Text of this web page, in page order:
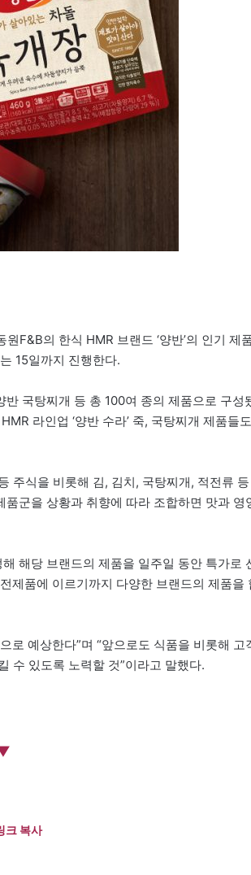
F&B의 한식 HMR 브랜드 ‘양반’의 인기 제
15일까지 진행한다.
반 국탕찌개 등 총 100여 종의 제품으로 구성
라인업 ‘양반 수라’ 죽, 국탕찌개 제품들도
주식을 비롯해 김, 김치, 국탕찌개, 적전류 등
품군을 상황과 취향에 따라 조합하면 맛과 영
해당 브랜드의 제품을 일주일 동안 특가로
제품에 이르기까지 다양한 브랜드의 제품을
로 예상한다”며 “앞으로도 식품을 비롯해 고
수 있도록 노력할 것”이라고 말했다.
크 복사